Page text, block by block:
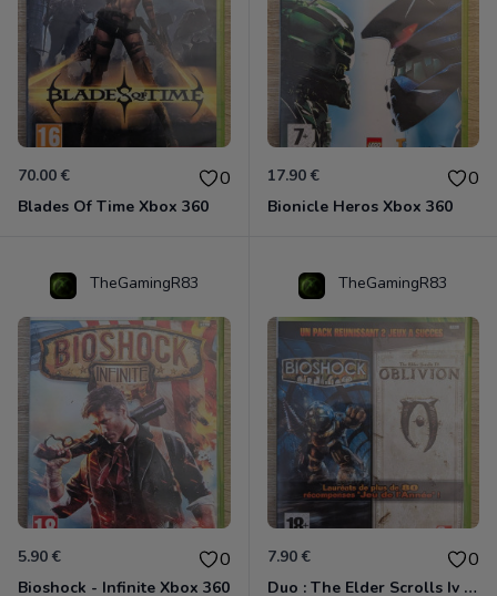
70.00 € 0
Blades Of Time Xbox 360
17.90 € 0
Bionicle Heros Xbox 360
TheGamingR83
5.90 € 0
Bioshock - Infinite Xbox 360
TheGamingR83
7.90 € 0
Duo : The Elder Scrolls Iv - Oblivion + Bioshock Xbox 360